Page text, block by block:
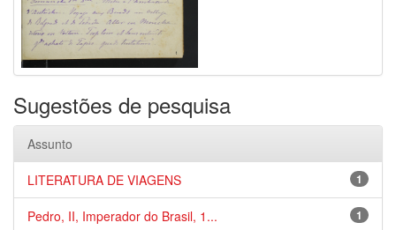
Sugestões de pesquisa
Assunto
1
LITERATURA DE VIAGENS
1
Pedro, II, Imperador do Brasil, 1...